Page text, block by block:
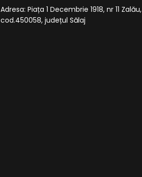
Adresa: Piața 1 Decembrie 1918, nr 11 Zalău,
cod.450058, județul Sălaj